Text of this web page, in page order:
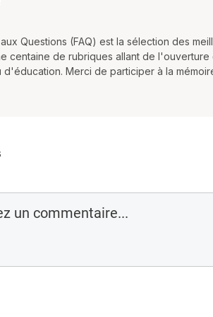
Questions (FAQ) est la sélection des
centaine de rubriques allant de
d'éducation. Merci de participer à la